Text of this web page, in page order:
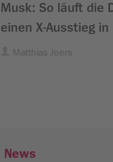
Musk: So läuft die
einen X-Ausstieg in
Matthias Joers
News